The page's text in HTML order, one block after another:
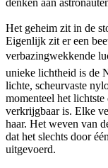
denken aan
Het geheim zit in de
Eigenlijk zit er een
verbazingwekkende
unieke lichtheid is de
lichte, scheurvaste
momenteel het
verkrijgbaar is. Elke
haar. Het weven van
dat het slechts door
uitgevoerd.